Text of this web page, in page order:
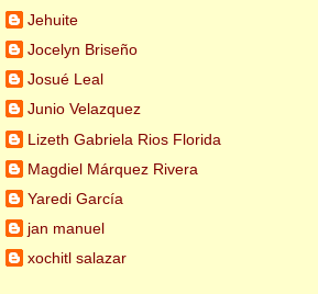
Jehuite
Jocelyn Briseño
Josué Leal
Junio Velazquez
Lizeth Gabriela Rios Florida
Magdiel Márquez Rivera
Yaredi García
jan manuel
xochitl salazar